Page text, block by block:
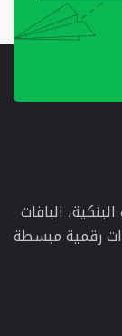
الباقات
رقمية مبسطة